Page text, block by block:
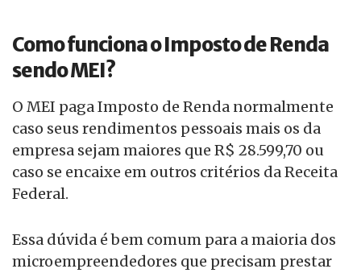
Como funciona o Imposto de Renda
sendo MEI?
O MEI paga Imposto de Renda normalmente
caso seus rendimentos pessoais mais os da
empresa sejam maiores que R$ 28.599,70 ou
caso se encaixe em outros critérios da Receita
Federal.
Essa dúvida é bem comum para a maioria dos
microempreendedores que precisam prestar